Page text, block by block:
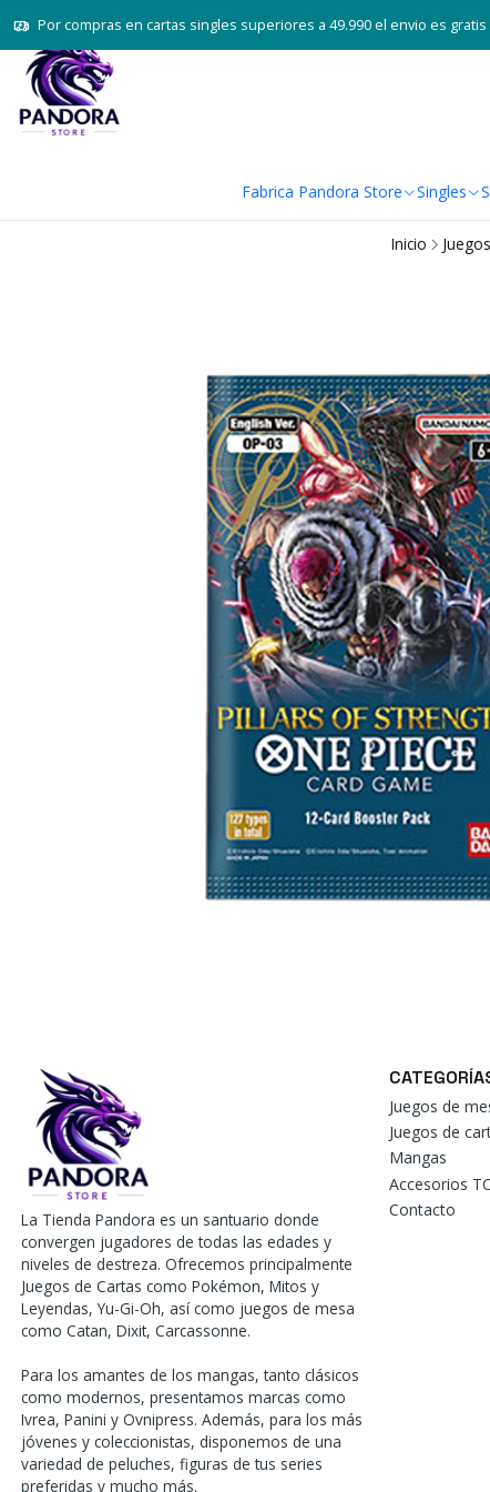
Fabrica Pandora Store Singles
Por compras en cartas singles superiores a 49.990 el envio es
Inicio
La Tienda Pandora es un santuario donde
convergen jugadores de todas las edades y
niveles de destreza. Ofrecemos principalmente
Juegos de Cartas como Pokémon, Mitos y
Leyendas, Yu-Gi-Oh, así como juegos de mesa
como Catan, Dixit, Carcassonne.
Para los amantes de los mangas, tanto clásicos
como modernos, presentamos marcas como
Ivrea, Panini y Ovnipress. Además, para los más
jóvenes y coleccionistas, disponemos de una
variedad de peluches, figuras de tus series
preferidas y mucho más.
Juegos de
Juegos de
Mangas
Accesorios
Contacto